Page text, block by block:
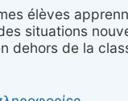
élèves
situations
dehors de la